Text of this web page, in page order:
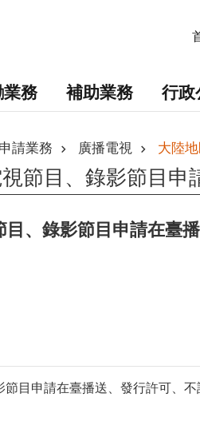
業務 補助業務 行政
申請業務 廣播電視 大陸
節目、錄影節目申
、錄影節目申請在臺
目申請在臺播送、發行許可、